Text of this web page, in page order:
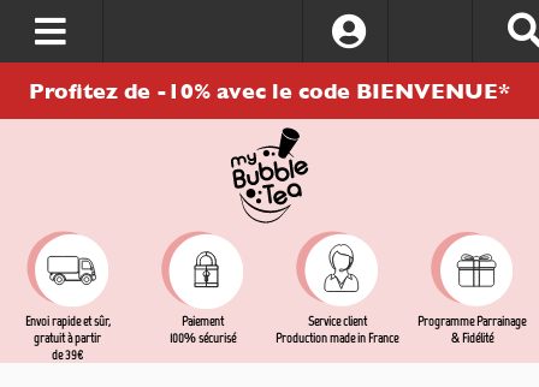
Profitez de -10% avec le code BIENVENUE*
Envoi rapide et sûr,
gratuit à partir
de 39€
Paiement
100% sécurisé
Service client
Production made in France
Programme Parrainage
& Fidélité
S’identifier